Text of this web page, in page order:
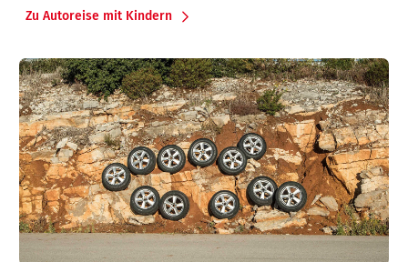
Zu Autoreise mit Kindern